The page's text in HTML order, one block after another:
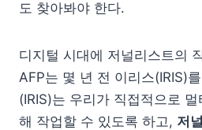
도 찾아봐야 한다.
디지털 시대에 저널리스트의
AFP는 몇 년 전 이리스(IRIS)
(IRIS)는 우리가 직접적으로
해 작업할 수 있도록 하고, 저